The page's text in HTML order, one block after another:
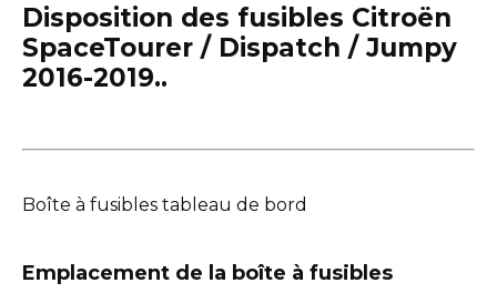
Disposition des fusibles Citroën
SpaceTourer / Dispatch / Jumpy
2016-2019..
Boîte à fusibles tableau de bord
Emplacement de la boîte à fusibles